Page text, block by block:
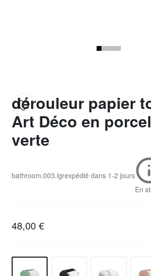
dérouleur papier
Art Déco en
verte
bathroom.003.lgrexpédié dans 1-2 jours
En
48,00 €